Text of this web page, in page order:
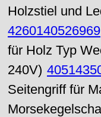
Holzstiel und
4260140526969
für Holz Typ
240V)
Seitengriff für